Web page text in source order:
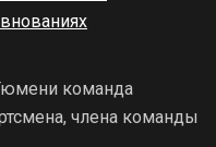
команда
члена команды